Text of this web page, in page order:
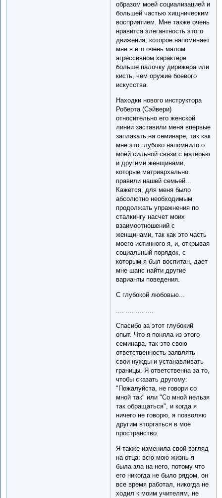
образом моей социализацией и
большей частью хищническим
восприятием. Мне также очень
нравится элегантность этого
движения, которое напоминает
мне в его очень малом
агрессивном характере
больше палочку дирижера или
кисть, чем оружие боевого
искусства.
Находки нового инструктора
Роберта (Сэйвери)
относительно его женской
линии заставили меня впервые
заплакать на семинаре, так как
мне это глубоко напомнило о
моей сильной связи с матерью
и другими женщинами,
которые матриархально
правили нашей семьей...
Кажется, для меня было
абсолютно необходимым
продолжать упражнения по
сталкингу насчет моих
взаимоотношений с
женщинами, так как это часть
моего истинного я, и, открывая
социальный порядок, с
которым я был воспитан, дает
мне шанс найти другие
варианты поведения.
С глубокой любовью...
.... .... .... ....
Спасибо за этот глубокий
опыт. Что я поняла из этого
семинара, так это свою
ответственность заявлять
свои нужды и устанавливать
границы. Я ответственна за то,
чтобы сказать другому:
"Пожалуйста, не говори со
мной так" или "Со мной нельзя
так обращаться", и когда я
ничего не говорю, я позволяю
другим вторгаться в мое
пространство.
Я также изменила свой взгляд
на отца: всю мою жизнь я
была зла на него, потому что
его никогда не было рядом, он
все время работал, никогда не
ходил к моим учителям, не